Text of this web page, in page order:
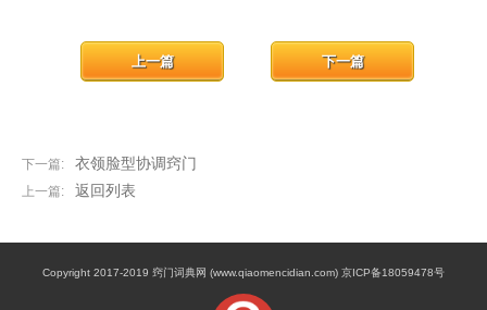
下一篇: 衣领脸型协调窍门
下一篇
上一篇: 返回列表
上一篇
Copyright 2017-2019 窍门词典网 (www.qiaomencidian.com) 京ICP备18059478号